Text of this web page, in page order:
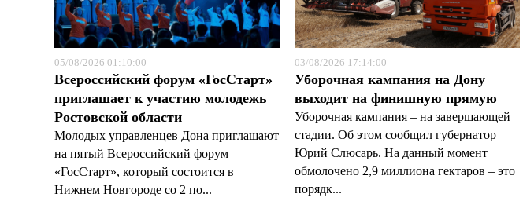
05/08/2026 01:10:00
Всероссийский форум «ГосСтарт»
приглашает к участию молодежь
Ростовской области
Молодых управленцев Дона приглашают
на пятый Всероссийский форум
«ГосСтарт», который состоится в
Нижнем Новгороде со 2 по...
03/08/2026 17:14:00
Уборочная кампания на Дону
выходит на финишную прямую
Уборочная кампания – на завершающей
стадии. Об этом сообщил губернатор
Юрий Слюсарь. На данный момент
обмолочено 2,9 миллиона гектаров – это
порядк...